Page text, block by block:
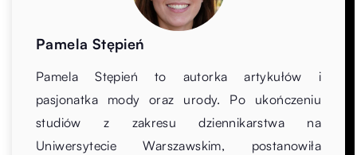
Pamela Stępień
Pamela Stępień to autorka artykułów i
pasjonatka mody oraz urody. Po ukończeniu
studiów z zakresu dziennikarstwa na
Uniwersytecie Warszawskim, postanowiła